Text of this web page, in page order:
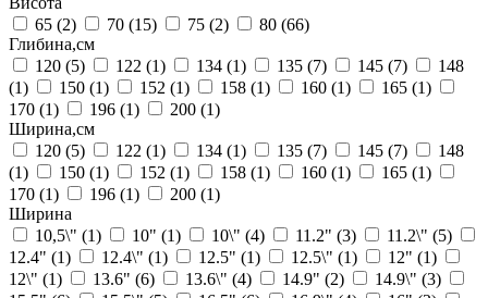
65 (2) 70 (15) 75 (2) 80 (66)
Глибина,см
120 (5) 122 (1) 134 (1) 135 (7) 145 (7)
148
(1)
150 (1) 152 (1) 158 (1) 160 (1) 165 (1)
170 (1) 196 (1) 200 (1)
Ширина,см
120 (5) 122 (1) 134 (1) 135 (7) 145 (7)
148
(1)
150 (1) 152 (1) 158 (1) 160 (1) 165 (1)
170 (1) 196 (1) 200 (1)
Ширина
10,5\" (1) 10" (1) 10\" (4) 11.2" (3) 11.2\" (5)
12.4" (1) 12.4\" (1) 12.5" (1) 12.5\" (1) 12" (1)
12\" (1) 13.6" (6) 13.6\" (4) 14.9" (2) 14.9\" (3)